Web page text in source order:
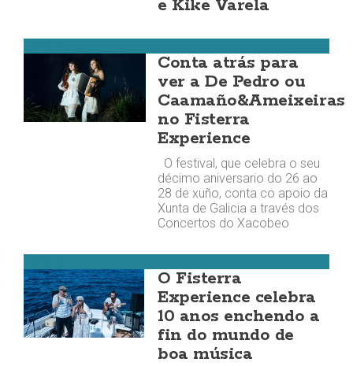
e Kike Varela
Conta atrás para
ver a De Pedro ou
Caamaño&Ameixeiras
no Fisterra
Experience
O festival, que celebra o seu
décimo aniversario do 26 ao
28 de xuño, conta co apoio da
Xunta de Galicia a través dos
Concertos do Xacobeo
O Fisterra
Experience celebra
10 anos enchendo a
fin do mundo de
boa música